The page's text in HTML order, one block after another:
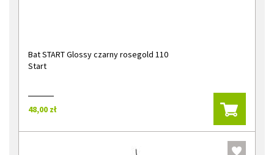
Bat START Glossy czarny rosegold 110
Start
48,00 zł